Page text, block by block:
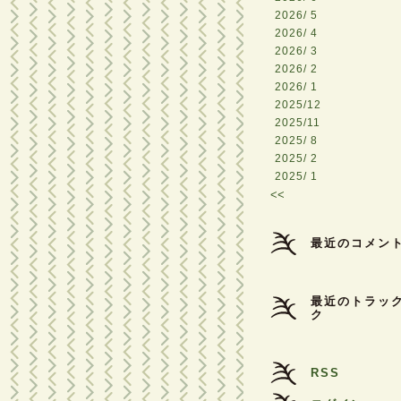
2026/ 5
2026/ 4
2026/ 3
2026/ 2
2026/ 1
2025/12
2025/11
2025/ 8
2025/ 2
2025/ 1
<<
最近のコメント
最近のトラッ
ク
RSS